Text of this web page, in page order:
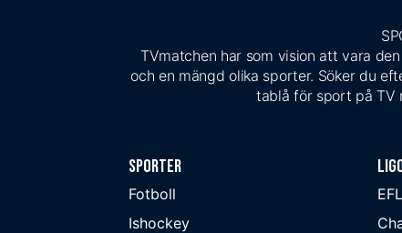
TVmatchen har som vision att vara
och en mängd olika sporter. Söker du
tablå för sport på TV
Sporter
Fotboll
Ishockey